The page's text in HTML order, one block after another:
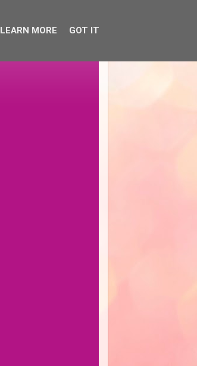
LEARN MORE GOT IT